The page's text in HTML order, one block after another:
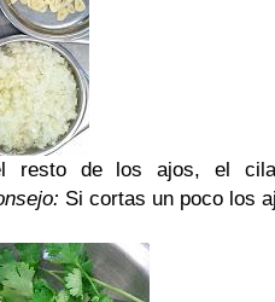
resto de los ajos, el
Si cortas un poco los